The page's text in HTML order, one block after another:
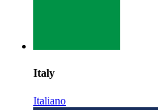
Italy
Italiano